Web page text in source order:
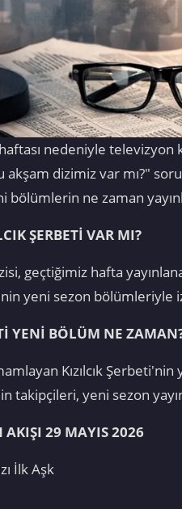
nedeniyle televizyon
dizimiz var mı?"
bölümlerin ne zaman
ŞERBETİ VAR MI?
geçtiğimiz hafta
yeni sezon bölümleriyle
YENİ BÖLÜM NE
Kızılcık
takipçileri, yeni sezon
AKIŞI 29 MAYIS 2026
İlk Aşk